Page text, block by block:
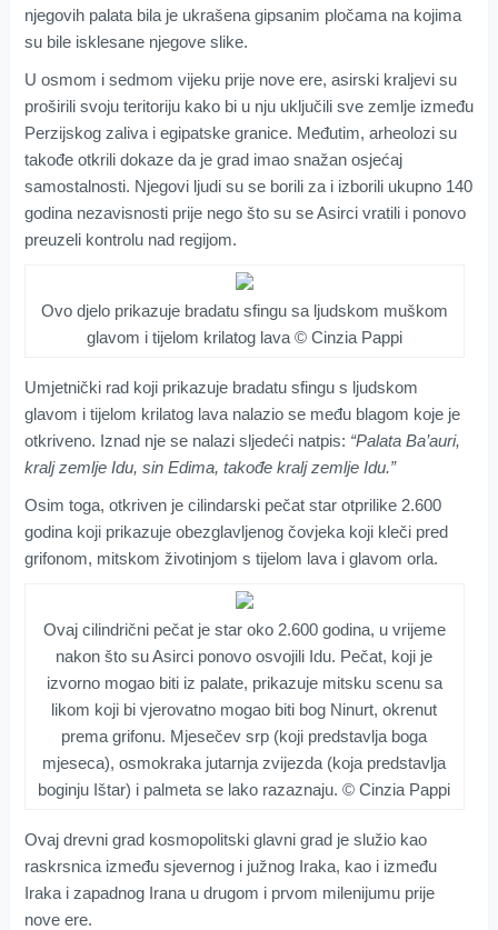
njegovih palata bila je ukrašena gipsanim pločama na kojima
su bile isklesane njegove slike.
U osmom i sedmom vijeku prije nove ere, asirski kraljevi su
proširili svoju teritoriju kako bi u nju uključili sve zemlje između
Perzijskog zaliva i egipatske granice. Međutim, arheolozi su
takođe otkrili dokaze da je grad imao snažan osjećaj
samostalnosti. Njegovi ljudi su se borili za i izborili ukupno 140
godina nezavisnosti prije nego što su se Asirci vratili i ponovo
preuzeli kontrolu nad regijom.
Ovo djelo prikazuje bradatu sfingu sa ljudskom muškom
glavom i tijelom krilatog lava © Cinzia Pappi
Umjetnički rad koji prikazuje bradatu sfingu s ljudskom
glavom i tijelom krilatog lava nalazio se među blagom koje je
otkriveno. Iznad nje se nalazi sljedeći natpis: “Palata Ba’auri,
kralj zemlje Idu, sin Edima, takođe kralj zemlje Idu.”
Osim toga, otkriven je cilindarski pečat star otprilike 2.600
godina koji prikazuje obezglavljenog čovjeka koji kleči pred
grifonom, mitskom životinjom s tijelom lava i glavom orla.
Ovaj cilindrični pečat je star oko 2.600 godina, u vrijeme
nakon što su Asirci ponovo osvojili Idu. Pečat, koji je
izvorno mogao biti iz palate, prikazuje mitsku scenu sa
likom koji bi vjerovatno mogao biti bog Ninurt, okrenut
prema grifonu. Mjesečev srp (koji predstavlja boga
mjeseca), osmokraka jutarnja zvijezda (koja predstavlja
boginju Ištar) i palmeta se lako razaznaju. © Cinzia Pappi
Ovaj drevni grad kosmopolitski glavni grad je služio kao
raskrsnica između sjevernog i južnog Iraka, kao i između
Iraka i zapadnog Irana u drugom i prvom milenijumu prije
nove ere.